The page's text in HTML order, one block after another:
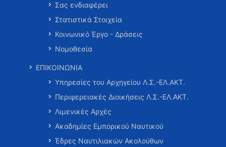
Σας ενδιαφέρει
Στατιστικά Στοιχεία
Κοινωνικό Έργο - Δράσεις
Νομοθεσία
ΕΠΙΚΟΙΝΩΝΙΑ
Υπηρεσίες του Αρχηγείου Λ.Σ.-ΕΛ.ΑΚΤ.
Περιφερειακές Διοικήσεις Λ.Σ.-ΕΛ.ΑΚΤ.
Λιμενικές Αρχές
Ακαδημίες Εμπορικού Ναυτικού
Έδρες Ναυτιλιακών Ακολούθων